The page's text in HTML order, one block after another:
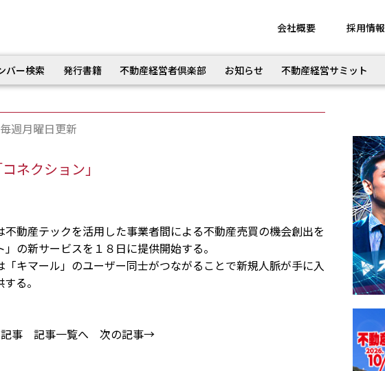
会社概要 採用情報
バー検索 発行書籍 不動産経営者倶楽部 お知らせ 不動産経営サミット
毎週月曜日更新
ネクション」
動産テックを活用した事業者間による不動産売買の機会創出を
の新サービスを１８日に提供開始する。
キマール」のユーザー同士がつながることで新規人脈が手に入
る。
事 記事一覧へ 次の記事→